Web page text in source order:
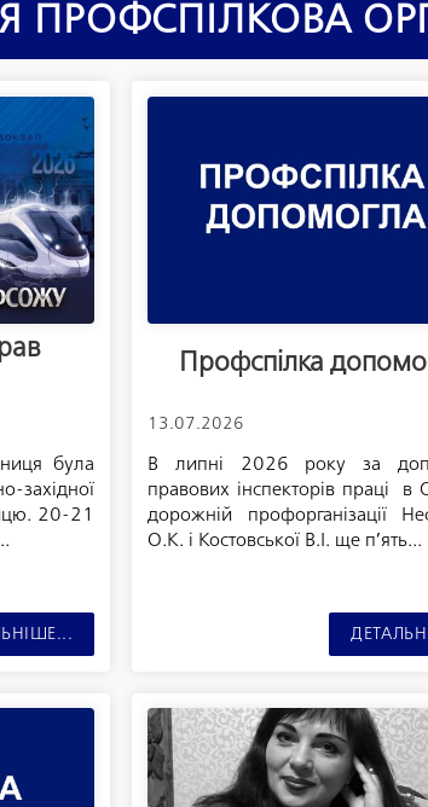
була
західної
20-21
Профспілка
13.07.2026
В липні 2026 року за
правових інспекторів праці в
дорожній профорганізації
О.К. і Костовської В.І. ще п’ять...